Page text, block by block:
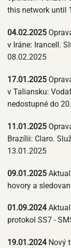
this network until
04.02.2025
v Iráne: Irancell.
08.02.2025
17.01.2025
v Taliansku:
nedostupné do
11.01.2025
Brazílii: Claro.
13.01.2025
09.01.2025
hovory a
01.09.2024
protokol SS7 -
19.01.2024Nový